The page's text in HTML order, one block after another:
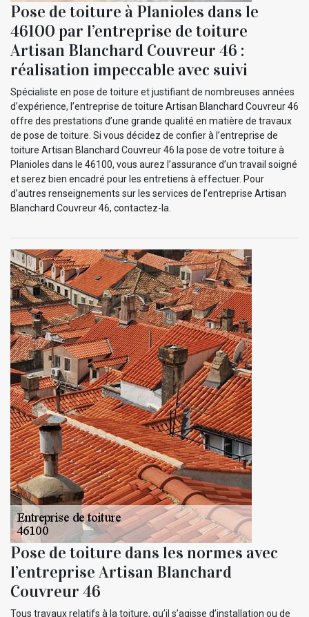
Pose de toiture à Planioles dans le
46100 par l’entreprise de toiture
Artisan Blanchard Couvreur 46 :
réalisation impeccable avec suivi
Spécialiste en pose de toiture et justifiant de nombreuses années
d’expérience, l’entreprise de toiture Artisan Blanchard Couvreur 46
offre des prestations d’une grande qualité en matière de travaux
de pose de toiture. Si vous décidez de confier à l’entreprise de
toiture Artisan Blanchard Couvreur 46 la pose de votre toiture à
Planioles dans le 46100, vous aurez l’assurance d’un travail soigné
et serez bien encadré pour les entretiens à effectuer. Pour
d’autres renseignements sur les services de l’entreprise Artisan
Blanchard Couvreur 46, contactez-la.
Pose de toiture dans les normes avec
l’entreprise Artisan Blanchard
Couvreur 46
Tous travaux relatifs à la toiture, qu’il s’agisse d’installation ou de